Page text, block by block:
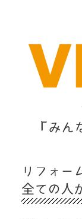
『みん
リフォー
全ての人